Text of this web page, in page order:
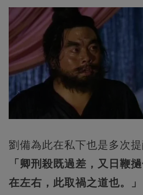
劉備為此在私下也是多次提
「卿刑殺既過差，又日鞭
在左右，此取禍之道也。」